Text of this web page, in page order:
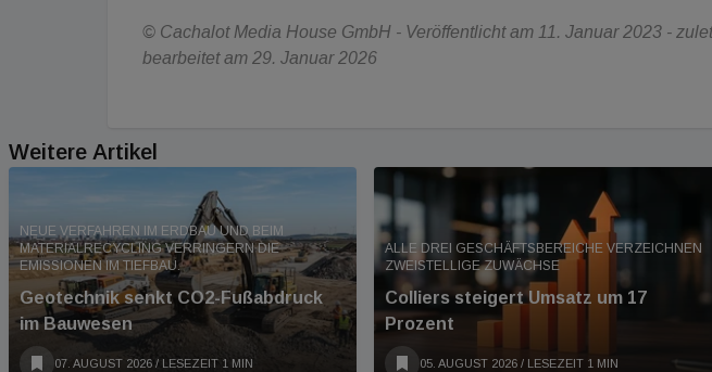
© Cachalot Media House GmbH - Veröffentlicht am 11. Januar 2023 -
bearbeitet am 29. Januar 2026
Weitere Artikel
NEUE VERFAHREN IM ERDBAU UND BEIM
MATERIALRECYCLING VERRINGERN DIE
EMISSIONEN IM TIEFBAU.
Geotechnik senkt CO2-Fußabdruck
im Bauwesen
07. AUGUST 2026 / LESEZEIT 1 MIN
ALLE DREI GESCHÄFTSBEREICHE VERZEICHNEN
ZWEISTELLIGE ZUWÄCHSE
Colliers steigert Umsatz um 17
Prozent
05. AUGUST 2026 / LESEZEIT 1 MIN